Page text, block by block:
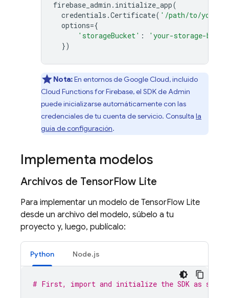
firebase_admin . initialize_app(
credentials .Certificate( '/path/to/your/
options={
'storageBucket' :
'your-storage-
})
Nota:En entornos de Google Cloud, incluido
Cloud Functions for Firebase, el SDK de Admin
puede inicializarse automáticamente con las
credenciales de tu cuenta de servicio. Consulta la
guía de configuración.
Implementa modelos
Archivos de TensorFlow Lite
Para implementar un modelo de TensorFlow Lite
desde un archivo del modelo, súbelo a tu
proyecto y, luego, publícalo:
Python Node.js
# First, import and initialize the SDK as shown